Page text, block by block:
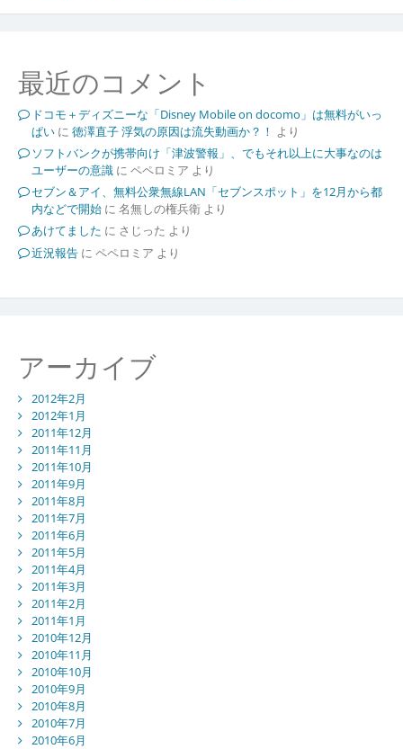
最近のコメント
ドコモ＋ディズニーな「Disney Mobile on docomo」は無料がいっ
ぱいに 徳澤直子 浮気の原因は流失動画か？！ より
ソフトバンクが携帯向け「津波警報」、でもそれ以上に大事なのは
ユーザーの意識に ペペロミア より
セブン＆アイ、無料公衆無線LAN「セブンスポット」を12月から都
内などで開始に 名無しの権兵衛より
あけてました に さじった より
近況報告に ペペロミア より
アーカイブ
2012年2月
2012年1月
2011年12月
2011年11月
2011年10月
2011年9月
2011年8月
2011年7月
2011年6月
2011年5月
2011年4月
2011年3月
2011年2月
2011年1月
2010年12月
2010年11月
2010年10月
2010年9月
2010年8月
2010年7月
2010年6月